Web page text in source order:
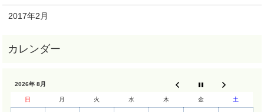
2017年2月
2026年 8月
日 月 火 水 木 金 土